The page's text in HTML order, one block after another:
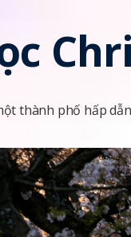
thành phố hấp